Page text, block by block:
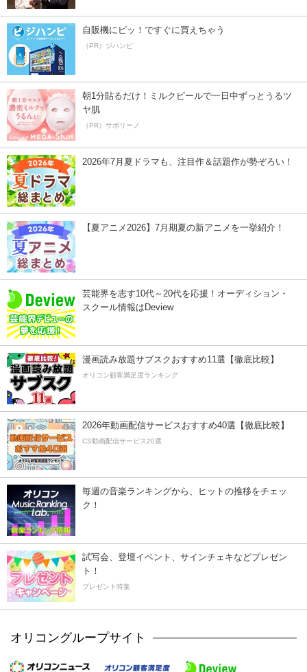
自販機にピッ！ですぐに買えちゃう
（PR）ジハンピ
朝1分貼るだけ！ミルクピールで一日中ずっとうるツ
ヤ肌
（PR）サボリーノ
2026年7月夏ドラマも、注目作＆話題作が勢ぞろい！
【夏アニメ2026】7月期夏の新アニメを一挙紹介！
芸能界を志す10代～20代を応援！オーディション・
スクール情報はDeview
漫画読み放題サブスクおすすめ11選【徹底比較】
オリコン顧客満足度ランキング
2026年動画配信サービスおすすめ40選【徹底比較】
CS動画配信サービス20選
毎週の音楽ランキングから、ヒットの推移をチェッ
ク！
試写会、登壇イベント、サインチェキなどプレゼン
ト！
プレゼント特集
オリコングループサイト